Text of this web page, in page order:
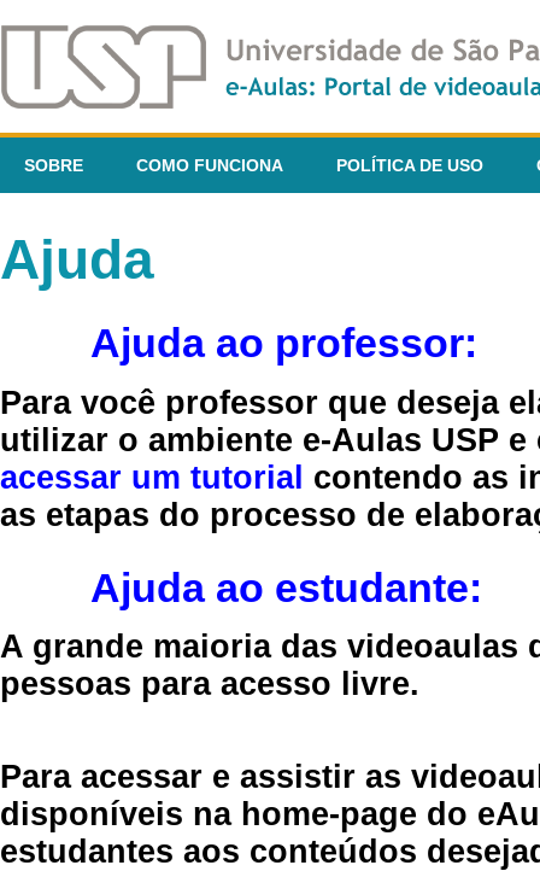
SOBRE COMO FUNCIONA POLÍTICA DE USO
Ajuda
Ajuda ao professor:
Para você professor que deseja
utilizar o ambiente e-Aulas USP
acessar um tutorial contendo as
as etapas do processo de
Ajuda ao estudante:
A grande maioria das videoaulas
pessoas para acesso livre.
Para acessar e assistir as
disponíveis na home-page do
estudantes aos conteúdos